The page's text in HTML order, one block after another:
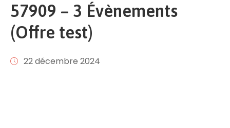
Offres
Publier
57909 – 3 Évènements
(Offre test)
22 décembre 2024